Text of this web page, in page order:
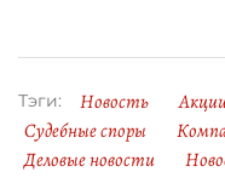
Тэги: Новость
Судебные споры
Деловые новости